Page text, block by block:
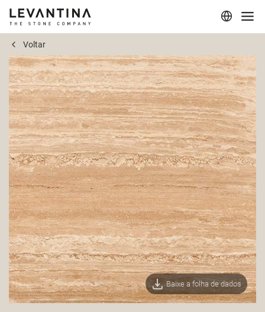
Corporativo
Materiais
Projetos
Aplicações
Profissionais
Voltar
Baixe a folha de dados